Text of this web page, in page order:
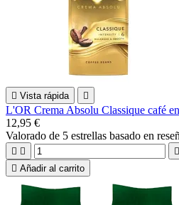
 Vista rápida 
L'OR Crema Absolu Classique café
12,95 €
Valorado de 5 estrellas basado en
  
 Añadir al carrito